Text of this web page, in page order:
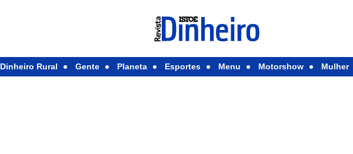
Dinheiro Rural Gente Planeta Esportes Menu Motorshow Mulher